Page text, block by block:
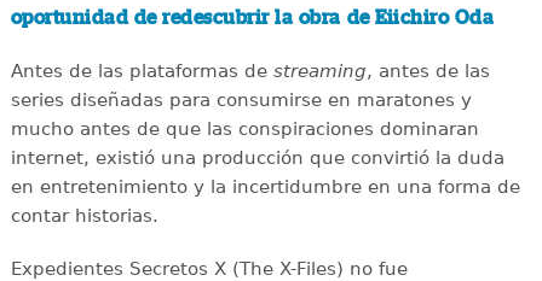
oportunidad de redescubrir la obra de Eiichiro Oda
Antes de las plataformas de streaming, antes de las
series diseñadas para consumirse en maratones y
mucho antes de que las conspiraciones dominaran
internet, existió una producción que convirtió la duda
en entretenimiento y la incertidumbre en una forma de
contar historias.
Expedientes Secretos X (The X-Files) no fue